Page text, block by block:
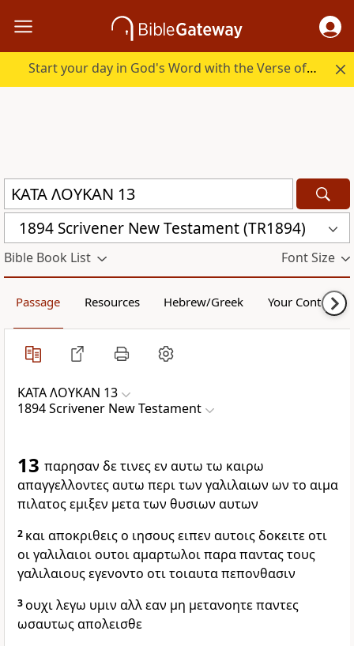
Start your day in God's Word with the Verse of the Day.
1894 Scrivener New Testament (TR1894)
Bible Book List Font Size
Passage Resources Hebrew/Greek Your Content
ΚΑΤΑ ΛΟΥΚΑΝ 13
1894 Scrivener New Testament
13 παρησαν δε τινες εν αυτω τω καιρω
απαγγελλοντες αυτω περι των γαλιλαιων ων το αιμα
πιλατος εμιξεν μετα των θυσιων αυτων
2 και αποκριθεις ο ιησους ειπεν αυτοις δοκειτε οτι
οι γαλιλαιοι ουτοι αμαρτωλοι παρα παντας τους
γαλιλαιους εγενοντο οτι τοιαυτα πεπονθασιν
3ουχι λεγω υμιν αλλ εαν μη μετανοητε παντες
ωσαυτως απολεισθε